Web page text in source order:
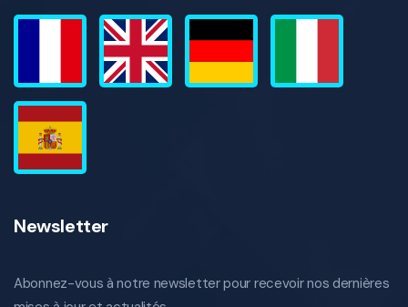
Newsletter
Abonnez-vous à notre newsletter pour recevoir nos dernières